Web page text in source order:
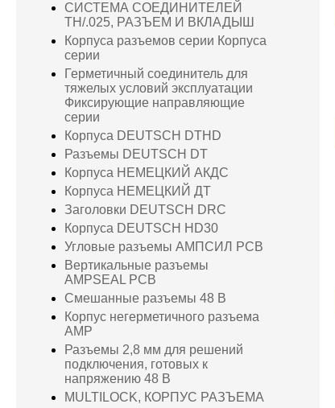
СИСТЕМА СОЕДИНИТЕЛЕЙ
TH/.025, РАЗЪЕМ И ВКЛАДЫШ
Корпуса разъемов серии Корпуса
серии
Герметичный соединитель для
тяжелых условий эксплуатации
Фиксирующие направляющие
серии
Корпуса DEUTSCH DTHD
Разъемы DEUTSCH DT
Корпуса НЕМЕЦКИЙ АКДС
Корпуса НЕМЕЦКИЙ ДТ
Заголовки DEUTSCH DRC
Корпуса DEUTSCH HD30
Угловые разъемы АМПСИЛ PCB
Вертикальные разъемы
AMPSEAL PCB
Смешанные разъемы 48 В
Корпус негерметичного разъема
AMP
Разъемы 2,8 мм для решений
подключения, готовых к
напряжению 48 В
MULTILOCK, КОРПУС РАЗЪЕМА